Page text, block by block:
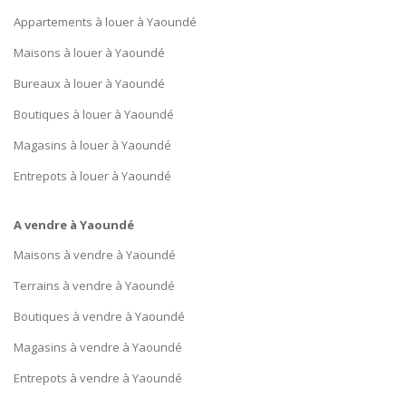
Appartements à louer à Yaoundé
Maisons à louer à Yaoundé
Bureaux à louer à Yaoundé
Boutiques à louer à Yaoundé
Magasins à louer à Yaoundé
Entrepots à louer à Yaoundé
A vendre à Yaoundé
Maisons à vendre à Yaoundé
Terrains à vendre à Yaoundé
Boutiques à vendre à Yaoundé
Magasins à vendre à Yaoundé
Entrepots à vendre à Yaoundé